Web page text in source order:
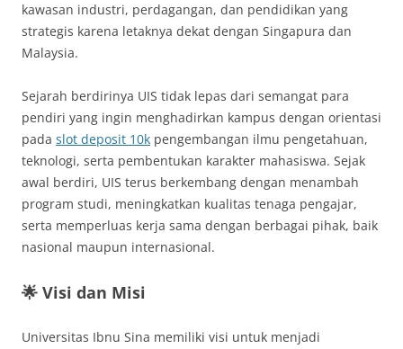
kawasan industri, perdagangan, dan pendidikan yang
strategis karena letaknya dekat dengan Singapura dan
Malaysia.
Sejarah berdirinya UIS tidak lepas dari semangat para
pendiri yang ingin menghadirkan kampus dengan orientasi
pada slot deposit 10k pengembangan ilmu pengetahuan,
teknologi, serta pembentukan karakter mahasiswa. Sejak
awal berdiri, UIS terus berkembang dengan menambah
program studi, meningkatkan kualitas tenaga pengajar,
serta memperluas kerja sama dengan berbagai pihak, baik
nasional maupun internasional.
🌟 Visi dan Misi
Universitas Ibnu Sina memiliki visi untuk menjadi